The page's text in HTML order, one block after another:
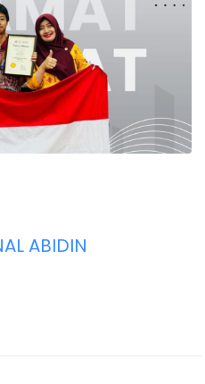
ABIDIN